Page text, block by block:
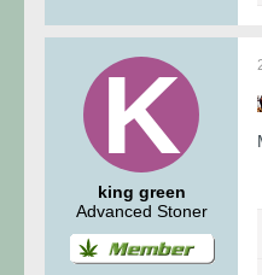
king green
Advanced Stoner